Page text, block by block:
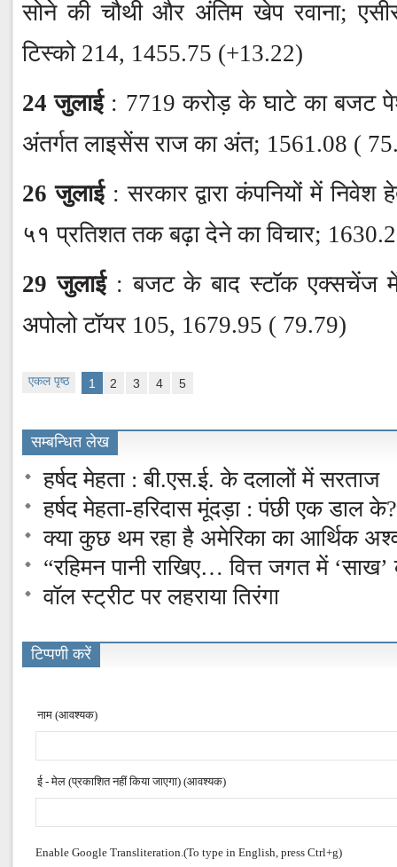
सोने की चौथी और अंतिम खेप रवाना;
टिस्को 214, 1455.75 (+13.22)
24 जुलाई: 7719 करोड़ के घाटे का बजट
अंतर्गत लाइसेंस राज का अंत; 1561.08 (
26 जुलाई: सरकार द्वारा कंपनियों में निवेश
५१ प्रतिशत तक बढ़ा देने का विचार;
29 जुलाई: बजट के बाद स्टॉक एक्सचेंज में
अपोलो टॉयर 105, 1679.95 ( 79.79)
एकल पृष्ठ 1 2 3 4 5
सम्बन्धित लेख
हर्षद मेहता : बी.एस.ई. के दलालों में सरताज
हर्षद मेहता-हरिदास मूंदड़ा : पंछी एक डाल के?
क्या कुछ थम रहा है अमेरिका का आर्थिक
“रहिमन पानी राखिए… वित्त जगत में
वॉल स्ट्रीट पर लहराया तिरंगा
टिप्पणी करें
नाम (आवश्यक)
ई - मेल (प्रकाशित नहीं किया जाएगा) (आवश्यक)
Enable Google Transliteration.(To type in English, press Ctrl+g)